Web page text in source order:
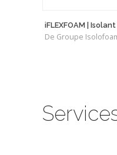
iFLEXFOAM |
De Groupe